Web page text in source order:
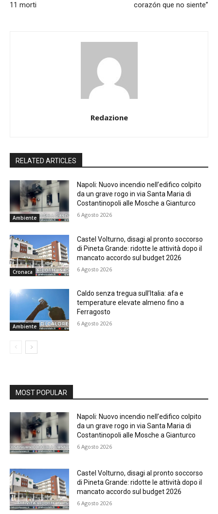
11 morti
corazón que no siente”
Redazione
RELATED ARTICLES
Ambiente
Napoli: Nuovo incendio nell’edifico colpito
da un grave rogo in via Santa Maria di
Costantinopoli alle Mosche a Gianturco
6 Agosto 2026
Cronaca
Castel Volturno, disagi al pronto soccorso
di Pineta Grande: ridotte le attività dopo il
mancato accordo sul budget 2026
6 Agosto 2026
Ambiente
Caldo senza tregua sull’Italia: afa e
temperature elevate almeno fino a
Ferragosto
6 Agosto 2026
MOST POPULAR
Napoli: Nuovo incendio nell’edifico colpito
da un grave rogo in via Santa Maria di
Costantinopoli alle Mosche a Gianturco
6 Agosto 2026
Castel Volturno, disagi al pronto soccorso
di Pineta Grande: ridotte le attività dopo il
mancato accordo sul budget 2026
6 Agosto 2026